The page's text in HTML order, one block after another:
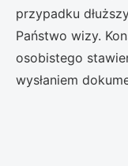
przypadku
Państwo wizy.
osobistego
wysłaniem